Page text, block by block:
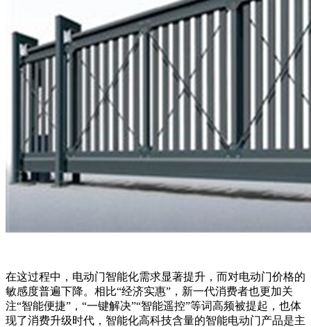
在这过程中，电动门智能化需求显著提升，而对电动门价格的
敏感度普遍下降。相比“经济实惠”，新一代消费者也更加关
注“智能便捷”，“一键解决”“智能遥控”等词高频被提起，也体
现了消费升级时代，智能化高科技含量的智能电动门产品是主